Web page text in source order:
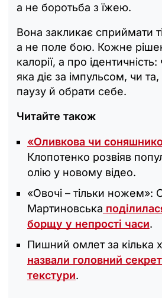
а не боротьба з їжею.
Вона закликає сприймати
а не поле бою. Кожне
калорії, а про
яка діє за імпульсом, чи
паузу й обрати себе.
Читайте також
«Оливкова чи
Клопотенко розвіяв
олію у новому відео.
«Овочі – тільки ножем»:
Мартиновська
борщу у непрості часи.
Пишний омлет за кілька
назвали головний
текстури.